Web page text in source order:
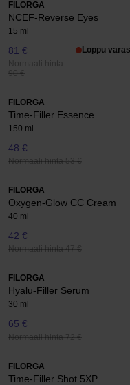
FILORGA
NCEF-Reverse Eyes
15 ml
81 €
Normaali hinta
90 €
Loppu
FILORGA
Time-Filler Essence
150 ml
48 €
Normaali hinta 53 €
FILORGA
Oxygen-Glow CC Cream
40 ml
42 €
Normaali hinta 47 €
FILORGA
Hyalu-Filler Serum
30 ml
65 €
Normaali hinta 72 €
FILORGA
Time-Filler Shot 5XP